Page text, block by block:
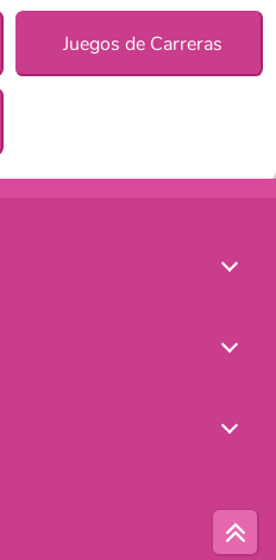
Juegos de Carreras